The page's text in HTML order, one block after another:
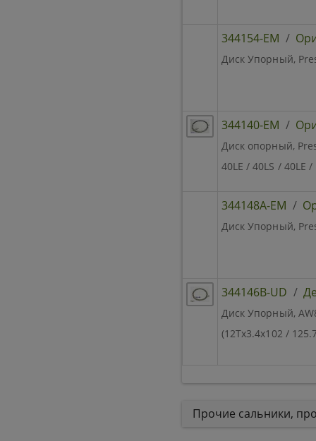
344154-EM /
Диск Упорный,
344140-EM /
Диск опорный,
40LE / 40LS / 40LE
344148A-EM /
Диск Упорный,
344146B-UD /
Диск Упорный,
(12Tx3.4x102 /
Прочие сальники,